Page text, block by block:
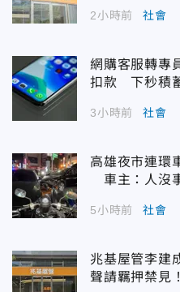
2小時前 社會
網購客服轉專
扣款 下秒積
3小時前 社會
高雄夜市連環
車主：人沒
5小時前 社會
兆基屋管李建
聲請羈押禁見！